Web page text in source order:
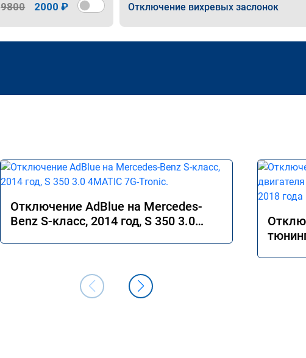
9800 2000 ₽ Отключение вихревых заслонок
Отключение AdBlue на Mercedes-
Benz S-класс, 2014 год, S 350 3.0